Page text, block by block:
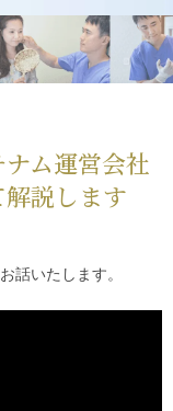
ナム運営会社
説します
話いたします。